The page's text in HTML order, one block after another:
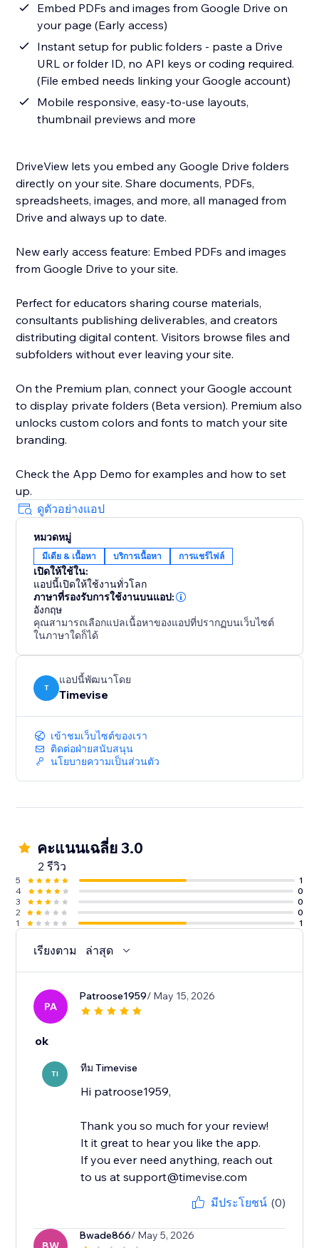
Embed PDFs and images from Google Drive on
your page (Early access)
Instant setup for public folders - paste a Drive
URL or folder ID, no API keys or coding required.
(File embed needs linking your Google account)
Mobile responsive, easy-to-use layouts,
thumbnail previews and more
DriveView lets you embed any Google Drive folders
directly on your site. Share documents, PDFs,
spreadsheets, images, and more, all managed from
Drive and always up to date.
New early access feature: Embed PDFs and images
from Google Drive to your site.
Perfect for educators sharing course materials,
consultants publishing deliverables, and creators
distributing digital content. Visitors browse files and
subfolders without ever leaving your site.
On the Premium plan, connect your Google account
to display private folders (Beta version). Premium also
unlocks custom colors and fonts to match your site
branding.
Check the App Demo for examples and how to set
up.
ดูตัวอย่างแอป
หมวดหมู่
มีเดีย & เนื้อหา บริการเนื้อหา การแชร์ไฟล์
เปิดให้ใช้ใน:
แอปนี้เปิดให้ใช้งานทั่วโลก
ภาษาที่รองรับการใช้งานบนแอป:
อังกฤษ
คุณสามารถเลือกแปลเนื้อหาของแอปที่ปรากฏบนเว็บไซต์
ในภาษาใดก็ได้
T
แอปนี้พัฒนาโดย
Timevise
เข้าชมเว็บไซต์ของเรา
ติดต่อฝ่ายสนับสนุน
นโยบายความเป็นส่วนตัว
คะแนนเฉลี่ย 3.0
2 รีวิว
5
1
4
0
3
0
2
0
1
1
เรียงตาม ล่าสุด
PA
Patroose1959/ May 15, 2026
ok
TI ทีม Timevise
Hi patroose1959,
Thank you so much for your review!
It it great to hear you like the app.
If you ever need anything, reach out
to us at support@timevise.com
มีประโยชน์ (0)
Bwade866/ May 5, 2026